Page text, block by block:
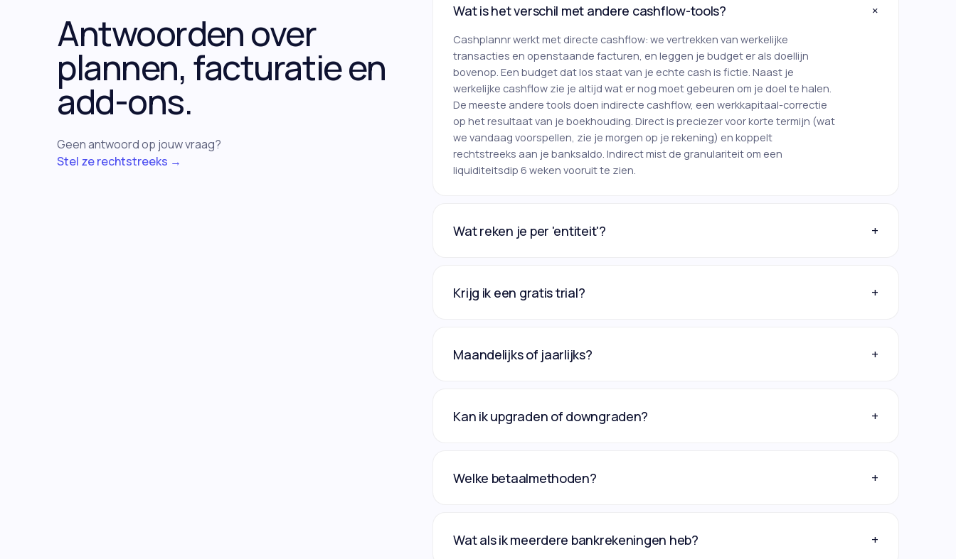
Antwoorden over
plannen, facturatie en
add-ons.
Geen antwoord op jouw vraag?
Stel ze rechtstreeks →
Wat is het verschil met andere cashflow-tools? +
Cashplannr werkt met directe cashflow: we vertrekken van werkelijke
transacties en openstaande facturen, en leggen je budget er als doellijn
bovenop. Een budget dat los staat van je echte cash is fictie. Naast je
werkelijke cashflow zie je altijd wat er nog moet gebeuren om je doel te halen.
De meeste andere tools doen indirecte cashflow, een werkkapitaal-correctie
op het resultaat van je boekhouding. Direct is preciezer voor korte termijn (wat
we vandaag voorspellen, zie je morgen op je rekening) en koppelt
rechtstreeks aan je banksaldo. Indirect mist de granulariteit om een
liquiditeitsdip 6 weken vooruit te zien.
Wat reken je per 'entiteit'? +
Krijg ik een gratis trial? +
Maandelijks of jaarlijks? +
Kan ik upgraden of downgraden? +
Welke betaalmethoden? +
Wat als ik meerdere bankrekeningen heb? +